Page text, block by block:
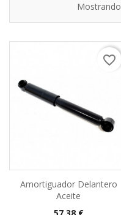
Amortiguador Delantero
Aceite
Precio
favorite_border